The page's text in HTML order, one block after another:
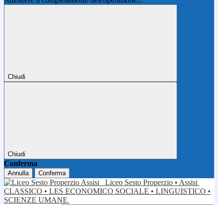
Chiudi
Chiudi
Conferma
Annulla Conferma
Liceo Sesto Properzio • Assisi
CLASSICO • LES ECONOMICO SOCIALE • LINGUISTICO •
SCIENZE UMANE